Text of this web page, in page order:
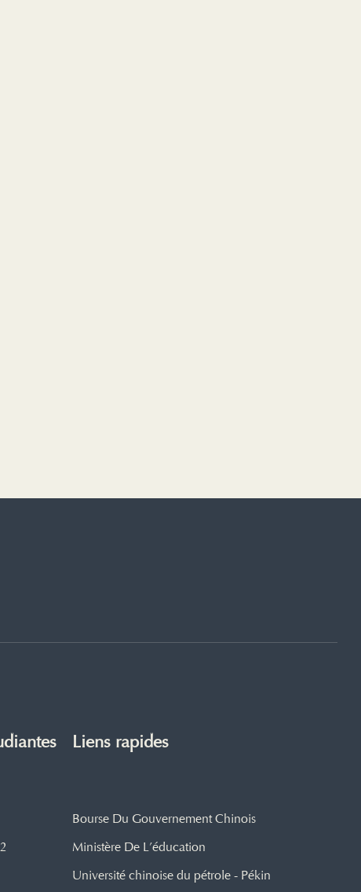
Liens rapides
Bourse Du Gouvernement Chinois
Ministère De L’éducation
Université chinoise du pétrole - Pékin